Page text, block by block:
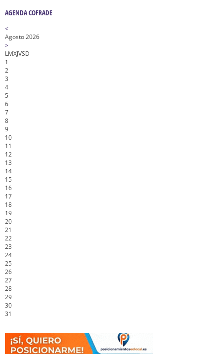
AGENDA COFRADE
<
Agosto 2026
>
LMXJVSD
1
2
3
4
5
6
7
8
9
10
11
12
13
14
15
16
17
18
19
20
21
22
23
24
25
26
27
28
29
30
31